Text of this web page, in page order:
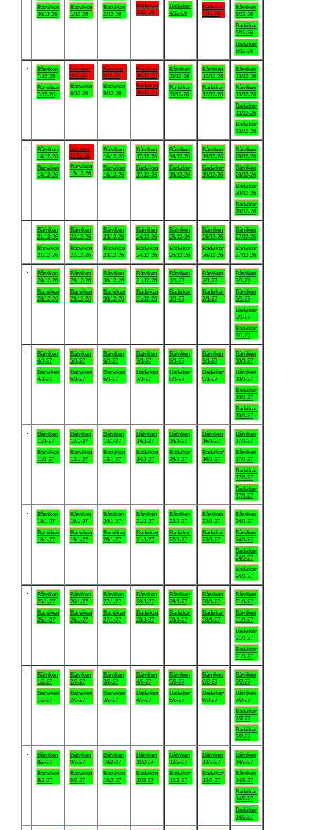
Badviken
30/11-26
Badviken
1/12-26
Badviken
2/12-26
Badviken
3/12-26
Badviken
4/12-26
Badviken
5/12-26
Båtviken
6/12-26
Badviken
6/12-26
Badviken
6/12-26
Båtviken
7/12-26
Badviken
7/12-26
Båtviken
8/12-26
Badviken
8/12-26
Båtviken
9/12-26
Badviken
9/12-26
Båtviken
10/12-26
Badviken
10/12-26
Båtviken
11/12-26
Badviken
11/12-26
Båtviken
12/12-26
Badviken
12/12-26
Båtviken
13/12-26
Båtviken
13/12-26
Badviken
13/12-26
Badviken
13/12-26
Båtviken
14/12-26
Badviken
14/12-26
Båtviken
15/12-26
Badviken
15/12-26
Båtviken
16/12-26
Badviken
16/12-26
Båtviken
17/12-26
Badviken
17/12-26
Båtviken
18/12-26
Badviken
18/12-26
Båtviken
19/12-26
Badviken
19/12-26
Båtviken
20/12-26
Båtviken
20/12-26
Badviken
20/12-26
Badviken
20/12-26
Båtviken
21/12-26
Badviken
21/12-26
Båtviken
22/12-26
Badviken
22/12-26
Båtviken
23/12-26
Badviken
23/12-26
Båtviken
24/12-26
Badviken
24/12-26
Båtviken
25/12-26
Badviken
25/12-26
Båtviken
26/12-26
Badviken
26/12-26
Båtviken
27/12-26
Badviken
27/12-26
Båtviken
28/12-26
Badviken
28/12-26
Båtviken
29/12-26
Badviken
29/12-26
Båtviken
30/12-26
Badviken
30/12-26
Båtviken
31/12-26
Badviken
31/12-26
Båtviken
1/1-27
Badviken
1/1-27
Båtviken
2/1-27
Badviken
2/1-27
Båtviken
3/1-27
Båtviken
3/1-27
Badviken
3/1-27
Badviken
3/1-27
Båtviken
4/1-27
Badviken
4/1-27
Båtviken
5/1-27
Badviken
5/1-27
Båtviken
6/1-27
Badviken
6/1-27
Båtviken
7/1-27
Badviken
7/1-27
Båtviken
8/1-27
Badviken
8/1-27
Båtviken
9/1-27
Badviken
9/1-27
Båtviken
10/1-27
Båtviken
10/1-27
Badviken
10/1-27
Badviken
10/1-27
Båtviken
11/1-27
Badviken
11/1-27
Båtviken
12/1-27
Badviken
12/1-27
Båtviken
13/1-27
Badviken
13/1-27
Båtviken
14/1-27
Badviken
14/1-27
Båtviken
15/1-27
Badviken
15/1-27
Båtviken
16/1-27
Badviken
16/1-27
Båtviken
17/1-27
Båtviken
17/1-27
Badviken
17/1-27
Badviken
17/1-27
Båtviken
18/1-27
Badviken
18/1-27
Båtviken
19/1-27
Badviken
19/1-27
Båtviken
20/1-27
Badviken
20/1-27
Båtviken
21/1-27
Badviken
21/1-27
Båtviken
22/1-27
Badviken
22/1-27
Båtviken
23/1-27
Badviken
23/1-27
Båtviken
24/1-27
Båtviken
24/1-27
Badviken
24/1-27
Badviken
24/1-27
Båtviken
25/1-27
Badviken
25/1-27
Båtviken
26/1-27
Badviken
26/1-27
Båtviken
27/1-27
Badviken
27/1-27
Båtviken
28/1-27
Badviken
28/1-27
Båtviken
29/1-27
Badviken
29/1-27
Båtviken
30/1-27
Badviken
30/1-27
Båtviken
31/1-27
Båtviken
31/1-27
Badviken
31/1-27
Badviken
31/1-27
Båtviken
1/2-27
Badviken
1/2-27
Båtviken
2/2-27
Badviken
2/2-27
Båtviken
3/2-27
Badviken
3/2-27
Båtviken
4/2-27
Badviken
4/2-27
Båtviken
5/2-27
Badviken
5/2-27
Båtviken
6/2-27
Badviken
6/2-27
Båtviken
7/2-27
Båtviken
7/2-27
Badviken
7/2-27
Badviken
7/2-27
Båtviken
8/2-27
Badviken
8/2-27
Båtviken
9/2-27
Badviken
9/2-27
Båtviken
10/2-27
Badviken
10/2-27
Båtviken
11/2-27
Badviken
11/2-27
Båtviken
12/2-27
Badviken
12/2-27
Båtviken
13/2-27
Badviken
13/2-27
Båtviken
14/2-27
Båtviken
14/2-27
Badviken
14/2-27
Badviken
14/2-27